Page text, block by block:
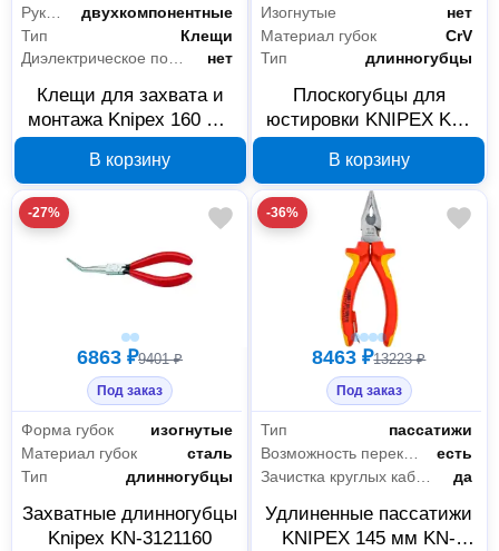
двухкомпонентные
Тип
Клещи
Диэлектрическое покрытие
нет
Клещи для захвата и
монтажа Knipex 160 мм
В корзину
Изогнутые
нет
Материал губок
CrV
Тип
длинногубцы
Плоскогубцы для
юстировки KNIPEX KN-
В корзину
-27%
6863 ₽9401 ₽
Под заказ
Форма губок
изогнутые
Материал губок
сталь
Тип
длинногубцы
Захватные длинногубцы
Knipex KN-3121160
-36%
8463 ₽13223 ₽
Под заказ
Тип
пассатижи
Возможность перекусить проволоку
есть
Зачистка круглых кабелей
да
Удлиненные пассатижи
KNIPEX 145 мм KN-